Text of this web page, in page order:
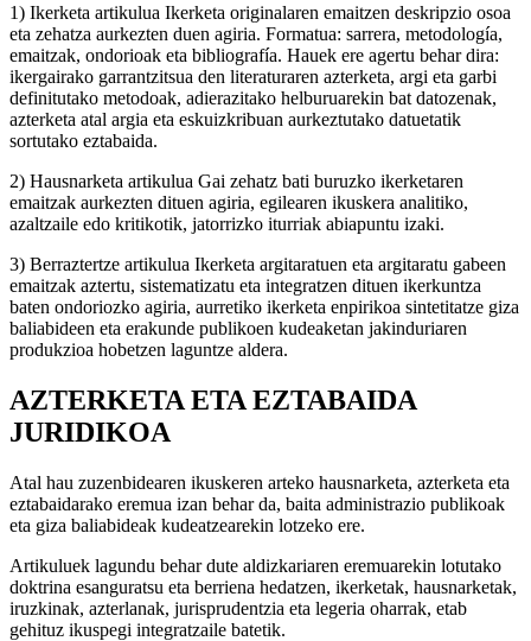
1) Ikerketa artikulua Ikerketa originalaren emaitzen deskripzio osoa
eta zehatza aurkezten duen agiria. Formatua: sarrera, metodología,
emaitzak, ondorioak eta bibliografía. Hauek ere agertu behar dira:
ikergairako garrantzitsua den literaturaren azterketa, argi eta garbi
definitutako metodoak, adierazitako helburuarekin bat datozenak,
azterketa atal argia eta eskuizkribuan aurkeztutako datuetatik
sortutako eztabaida.
2) Hausnarketa artikulua Gai zehatz bati buruzko ikerketaren
emaitzak aurkezten dituen agiria, egilearen ikuskera analitiko,
azaltzaile edo kritikotik, jatorrizko iturriak abiapuntu izaki.
3) Berraztertze artikulua Ikerketa argitaratuen eta argitaratu gabeen
emaitzak aztertu, sistematizatu eta integratzen dituen ikerkuntza
baten ondoriozko agiria, aurretiko ikerketa enpirikoa sintetitatze giza
baliabideen eta erakunde publikoen kudeaketan jakinduriaren
produkzioa hobetzen laguntze aldera.
AZTERKETA ETA EZTABAIDA
JURIDIKOA
Atal hau zuzenbidearen ikuskeren arteko hausnarketa, azterketa eta
eztabaidarako eremua izan behar da, baita administrazio publikoak
eta giza baliabideak kudeatzearekin lotzeko ere.
Artikuluek lagundu behar dute aldizkariaren eremuarekin lotutako
doktrina esanguratsu eta berriena hedatzen, ikerketak, hausnarketak,
iruzkinak, azterlanak, jurisprudentzia eta legeria oharrak, etab
gehituz ikuspegi integratzaile batetik.